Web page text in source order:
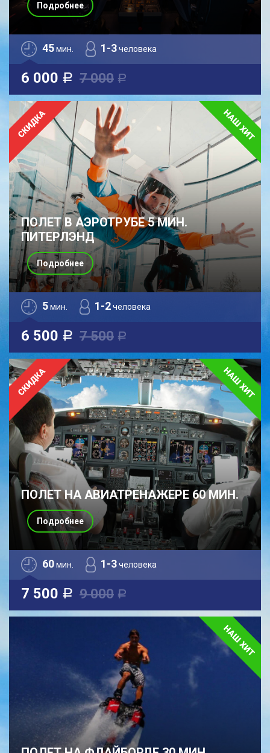
45мин. 1-3человека
6 000 a 7 000 a
Подробнее
ПОЛЕТ В АЭРОТРУБЕ 5 МИН.
ПИТЕРЛЭНД
5мин. 1-2человека
6 500 a 7 500 a
Подробнее
ПОЛЕТ НА АВИАТРЕНАЖЕРЕ 60 МИН.
60мин. 1-3человека
7 500 a 9 000 a
Подробнее